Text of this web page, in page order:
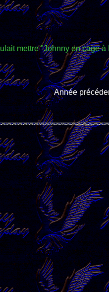
mettre "Johnny en cage
Année